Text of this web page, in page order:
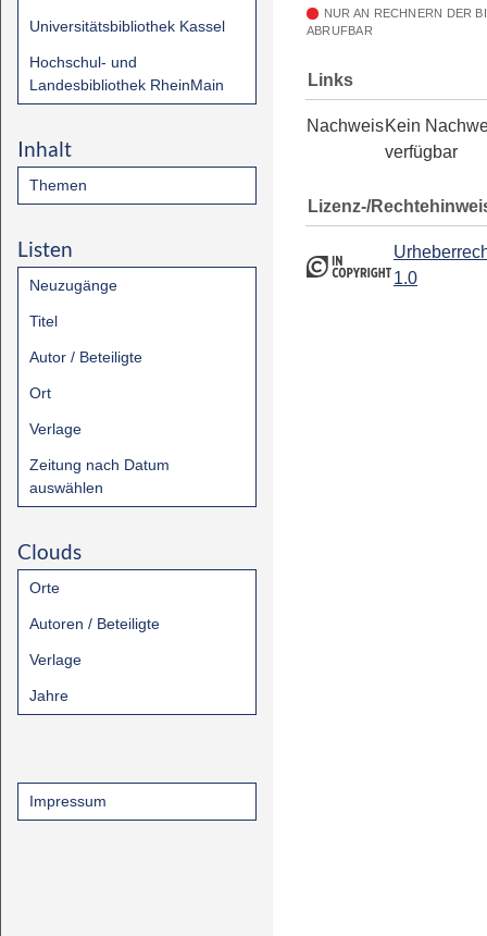
Universitätsbibliothek Kassel
Hochschul- und
Landesbibliothek RheinMain
Inhalt
Themen
Listen
Neuzugänge
Titel
Autor / Beteiligte
Ort
Verlage
Zeitung nach Datum
auswählen
Clouds
Orte
Autoren / Beteiligte
Verlage
Jahre
Impressum
NUR AN RECHNERN DER
ABRUFBAR
Links
NachweisKein
verfügbar
Lizenz-/
1.0